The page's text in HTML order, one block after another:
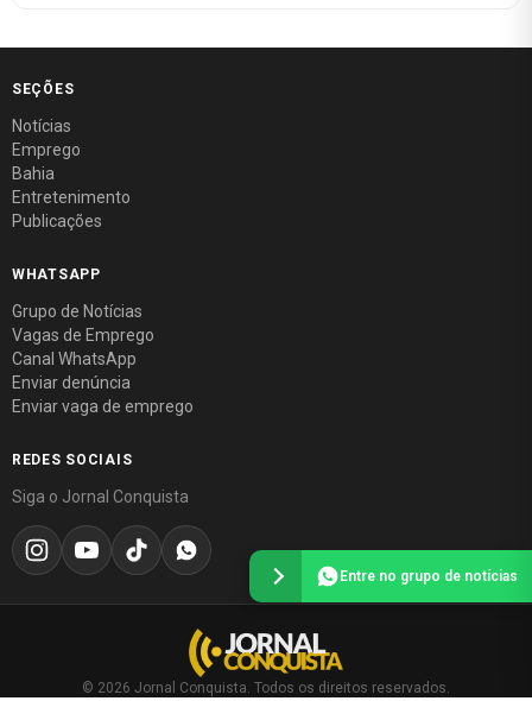
SEÇÕES
Notícias
Emprego
Bahia
Entretenimento
Publicações
WHATSAPP
Grupo de Notícias
Vagas de Emprego
Canal WhatsApp
Enviar denúncia
Enviar vaga de emprego
REDES SOCIAIS
Siga o Jornal Conquista
© 2026 Jornal Conquista. Todos os direitos reservados.
Entre no grupo de notícias